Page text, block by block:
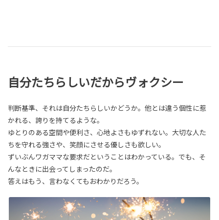
自分たちらしいだからヴォクシー
判断基準、それは自分たちらしいかどうか。他とは違う個性に惹
かれる、誇りを持てるような。
ゆとりのある空間や便利さ、心地よさもゆずれない。大切な人た
ちを守れる強さや、笑顔にさせる優しさも欲しい。
ずいぶんワガママな要求だということはわかっている。でも、そ
んなときに出会ってしまったのだ。
答えはもう、言わなくてもおわかりだろう。